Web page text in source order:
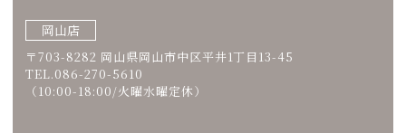
岡山店
〒703-8282 岡山県岡山市中区平井1丁目13-45
TEL.086-270-5610
（10:00-18:00/火曜水曜定休）